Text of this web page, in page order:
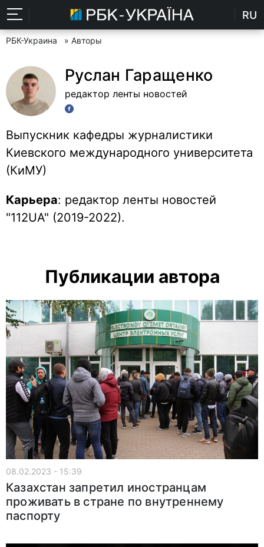
RU
РБК-Украина » Авторы
Руслан Гаращенко
редактор ленты новостей
Выпускник кафедры журналистики
Киевского международного университета
(КиМУ)
Карьера: редактор ленты новостей
"112UA" (2019-2022).
Публикации автора
08.02.2023 - 15:39
Казахстан запретил иностранцам
проживать в стране по внутреннему
паспорту